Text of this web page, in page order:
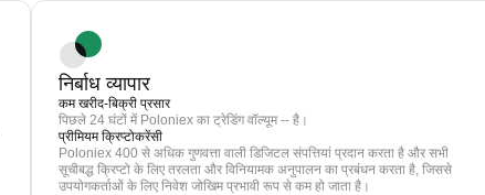
निर्बाध व्यापार
कम खरीद-बिक्री प्रसार
पिछले 24 घंटों में Poloniex का ट्रेडिंग वॉल्यूम -- है।
प्रीमियम क्रिप्टोकरेंसी
Poloniex 400 से अधिक गुणवत्ता वाली डिजिटल संपत्तियां प्रदान करता है और सभी
सूचीबद्ध क्रिप्टो के लिए तरलता और विनियामक अनुपालन का प्रबंधन करता है, जिससे
उपयोगकर्ताओं के लिए निवेश जोखिम प्रभावी रूप से कम हो जाता है।